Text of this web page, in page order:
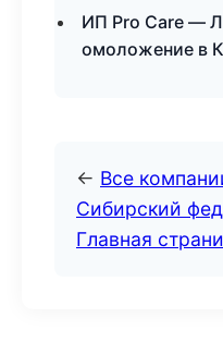
ИП Pro Care —
омоложение в
← Все
Сибирский
Главная